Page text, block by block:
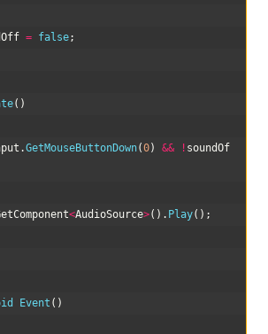
= false;
( )
.GetMouseButtonDown(0) && ! soundOf
<AudioSource>( ) . Play( ) ;
Event ( )